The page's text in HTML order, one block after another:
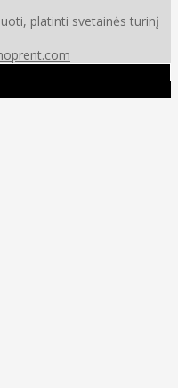
platinti svetainės turinį